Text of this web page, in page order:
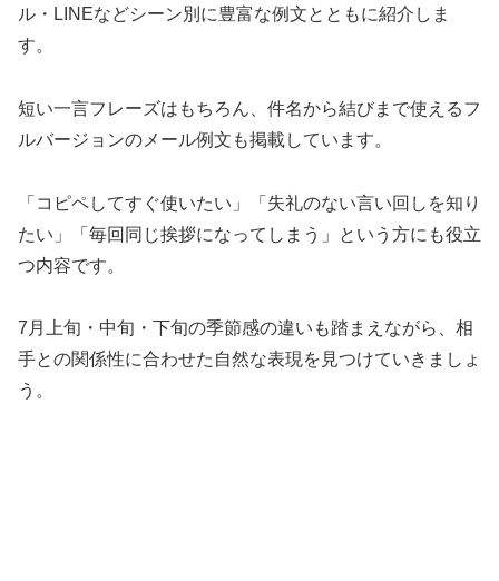
ル・LINEなどシーン別に豊富な例文とともに紹介しま
す。
短い一言フレーズはもちろん、件名から結びまで使えるフ
ルバージョンのメール例文も掲載しています。
「コピペしてすぐ使いたい」「失礼のない言い回しを知り
たい」「毎回同じ挨拶になってしまう」という方にも役立
つ内容です。
7月上旬・中旬・下旬の季節感の違いも踏まえながら、相
手との関係性に合わせた自然な表現を見つけていきましょ
う。